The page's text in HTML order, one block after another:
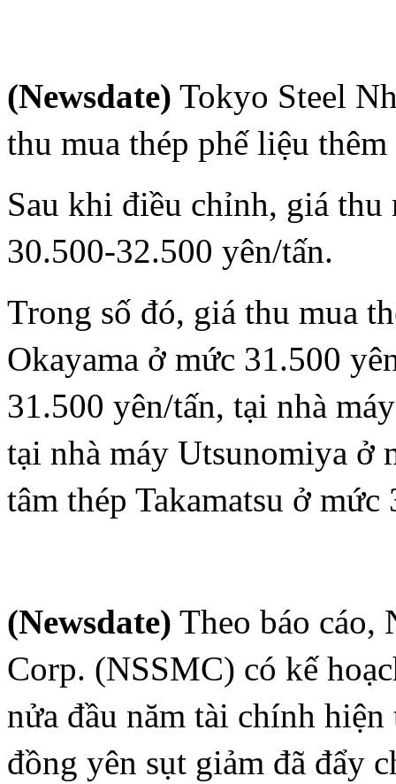
(Newsdate) Tokyo Steel
thu mua thép phế liệu
Sau khi điều chỉnh, giá
30.500-32.500 yên/tấn.
Trong số đó, giá thu mua
Okayama ở mức 31.500
31.500 yên/tấn, tại nhà
tại nhà máy Utsunomiya ở
tâm thép Takamatsu ở mức
(Newsdate) Theo báo cáo,
Corp. (NSSMC) có kế
nửa đầu năm tài chính
đồng yên sụt giảm đã đẩy